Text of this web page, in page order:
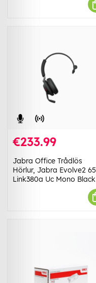
€233.99
Jabra Office Trådlös
Hörlur, Jabra Evolve2 65
Link380a Uc Mono Black